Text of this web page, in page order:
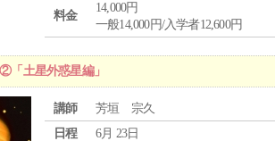
料金
14,000円
一般14,000円/入学者12,600円
「土星外惑星編」
講師
芳垣 宗久
日程
6月 23日